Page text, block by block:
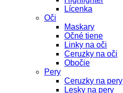
Lícenka
Oči
Maskary
Očné tiene
Linky na oči
Ceruzky na oči
Obočie
Pery
Ceruzky na pery
Lesky na pery